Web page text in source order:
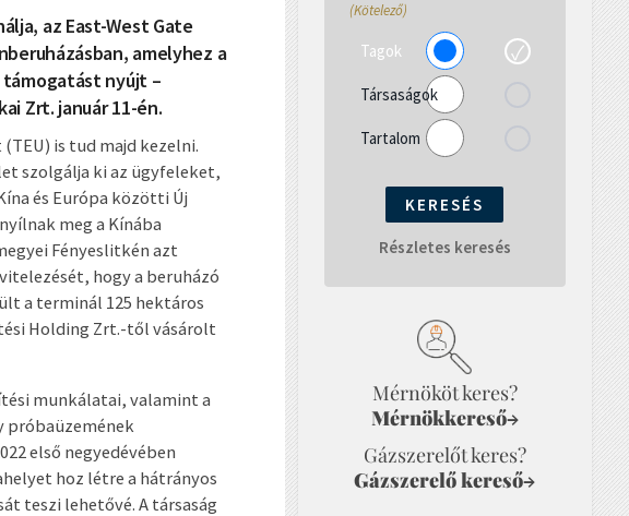
az East-West Gate
amelyhez a
nyújt –
Zrt. január 11-én.
is tud majd kezelni.
szolgálja ki az ügyfeleket,
és Európa közötti Új
meg a Kínába
Fényeslitkén azt
hogy a beruházó
a terminál 125 hektáros
Holding Zrt.-től vásárolt
munkálatai, valamint a
próbaüzemének
első negyedévében
hoz létre a hátrányos
teszi lehetővé. A társaság
(Kötelező)
Tagok
Társaságok
Tartalom
Részletes keresés
Mérnököt keres?
Mérnökkereső→
Gázszerelőt keres?
Gázszerelő kereső→